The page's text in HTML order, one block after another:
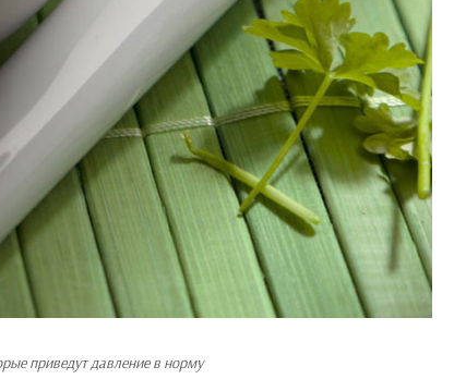
приведут давление в норму